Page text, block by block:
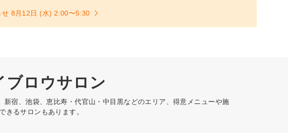
せ 8月12日 (水) 2:00〜5:30
ブロウサロン
宿、池袋、恵比寿・代官山・中目黒などのエリア、得意メニューや施
きるサロンもあります。